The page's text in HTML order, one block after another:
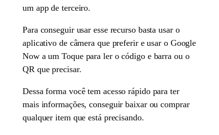
um app de terceiro.
Para conseguir usar esse recurso basta usar o
aplicativo de câmera que preferir e usar o Google
Now a um Toque para ler o código e barra ou o
QR que precisar.
Dessa forma você tem acesso rápido para ter
mais informações, conseguir baixar ou comprar
qualquer item que está precisando.